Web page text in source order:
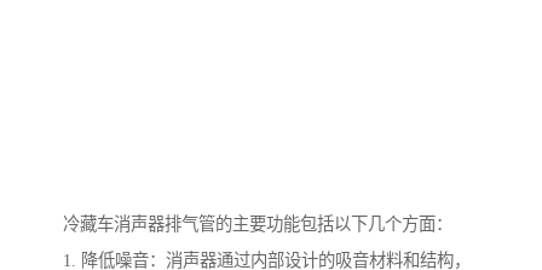
冷藏车消声器排气管的主要功能包括以下几个方面：
1. 降低噪音：消声器通过内部设计的吸音材料和结构，